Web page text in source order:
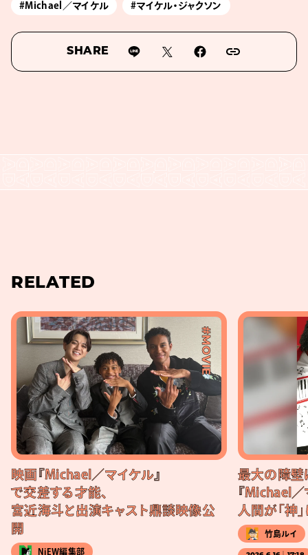
#Michael／マイケル #マイケル・ジャクソン
SHARE
RELATED
#MOVIE
映画『Michael／マイケル』
で交差する才能、
宮近海斗と出演キャスト鼎談映像公
開
NiEW編集部
最大の障壁
『Michael／
人間が「神
竹島ルイ